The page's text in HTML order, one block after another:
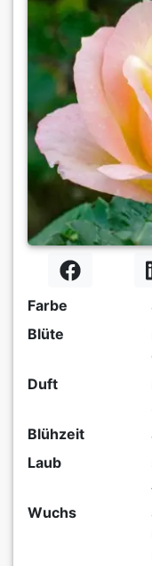
Farbe
Blüte
Duft
Blühzeit
Laub
Wuchs